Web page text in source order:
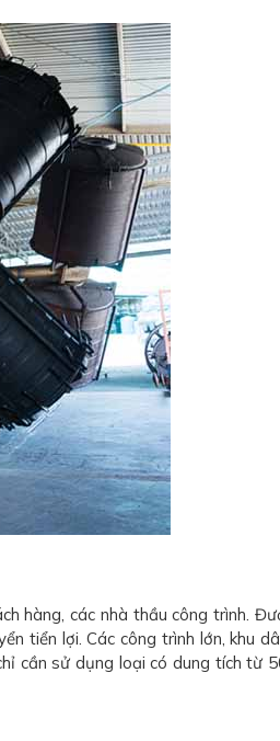
hàng, các nhà thầu công trình.
tiển lợi. Các công trình lớn, khu
cần sử dụng loại có dung tích từ